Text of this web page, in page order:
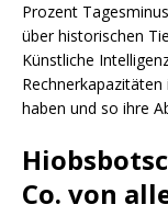
Prozent
über historischen
Künstliche
Rechnerkapazitäten
haben und so ihre
Co. von